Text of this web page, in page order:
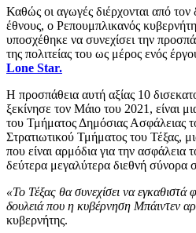
Καθώς οι αγωγές διέρχονται από τον
έθνους, ο Ρεπουμπλικανός
υποσχέθηκε να συνεχίσει την
της πολιτείας του ως μέρος ενός
Lone Star.
Η προσπάθεια αυτή αξίας 10
ξεκίνησε τον Μάιο του 2021, είναι
του Τμήματος Δημόσιας Ασφάλειας
Στρατιωτικού Τμήματος του Τέξας,
που είναι αρμόδια για την ασφάλεια
δεύτερα μεγαλύτερα διεθνή σύνορα
«Το Τέξας θα συνεχίσει να εγκαθιστά
δουλειά που η κυβέρνηση Μπάιντεν
κυβερνήτης.